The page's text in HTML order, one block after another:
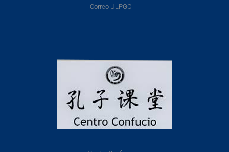
Correo ULPGC